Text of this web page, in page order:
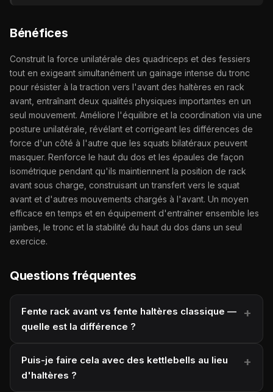
Bénéfices
Construit la force unilatérale des quadriceps et des fessiers
tout en exigeant simultanément un gainage intense du tronc
pour résister à la traction vers l'avant des haltères en rack
avant, entraînant deux qualités physiques importantes en un
seul mouvement. Améliore l'équilibre et la coordination via une
posture unilatérale, révélant et corrigeant les différences de
force d'un côté à l'autre que les squats bilatéraux peuvent
masquer. Renforce le haut du dos et les épaules de façon
isométrique pendant qu'ils maintiennent la position de rack
avant sous charge, construisant un transfert vers le squat
avant et d'autres mouvements chargés à l'avant. Un moyen
efficace en temps et en équipement d'entraîner ensemble les
jambes, le tronc et la stabilité du haut du dos dans un seul
exercice.
Questions fréquentes
Fente rack avant vs fente haltères classique —
quelle est la différence ?
Puis-je faire cela avec des kettlebells au lieu
d'haltères ?